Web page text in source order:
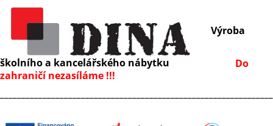
Výroba
školního a kancelářského nábytku Do
zahraničí nezasíláme !!!